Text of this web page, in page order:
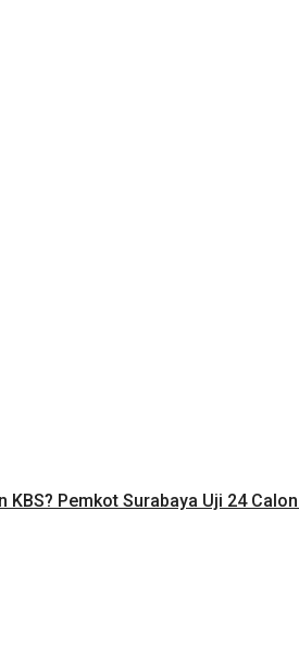
KBS? Pemkot Surabaya Uji 24